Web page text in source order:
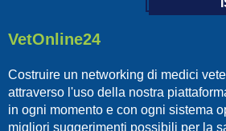
VetOnline24
Costruire un networking di medici
attraverso l'uso della nostra
in ogni momento e con ogni sistema
migliori suggerimenti possibili per la